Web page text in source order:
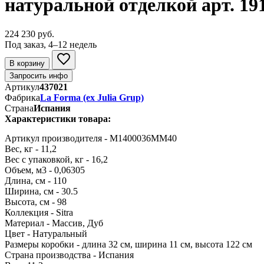
натуральной отделкой арт.
224 230 руб.
Под заказ, 4–12 недель
В корзину
Запросить инфо
Артикул437021
ФабрикаLa Forma (ех Julia Grup)
СтранаИспания
Характеристики товара:
Артикул производителя - M1400036MM40
Вес, кг - 11,2
Вес с упаковкой, кг - 16,2
Объем, м3 - 0,06305
Длина, см - 110
Ширина, см - 30.5
Высота, см - 98
Коллекция - Sitra
Материал - Массив, Дуб
Цвет - Натуральный
Размеры коробки - длина 32 см, ширина 11 см, высота 122 см
Страна производства - Испания